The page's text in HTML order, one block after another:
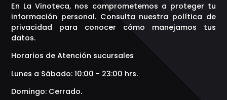
En La Vinoteca, nos comprometemos a proteger tu
información personal. Consulta nuestra política de
privacidad para conocer cómo manejamos tus
datos.
Horarios de Atención sucursales
Lunes a Sábado: 10:00 - 23:00 hrs.
Domingo: Cerrado.